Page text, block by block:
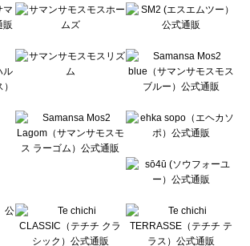
チ クラシック）の一覧
ール）の一覧
ズブルー）の一覧
）の一覧